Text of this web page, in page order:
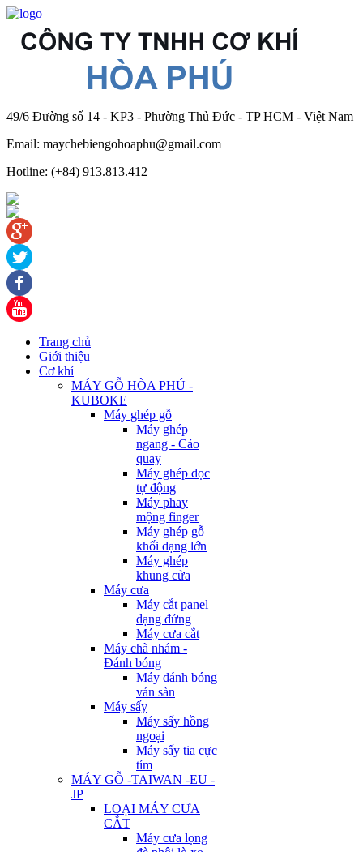
49/6 Đường số 14 - KP3 - Phường Thủ Đức - TP HCM - Việt Nam
Email: maychebiengohoaphu@gmail.com
Hotline: (+84) 913.813.412
Trang chủ
Giới thiệu
Cơ khí
MÁY GỖ HÒA PHÚ -
KUBOKE
Máy ghép gỗ
Máy ghép
ngang - Cảo
quay
Máy ghép dọc
tự động
Máy phay
mộng finger
Máy ghép gỗ
khối dạng lớn
Máy ghép
khung cửa
Máy cưa
Máy cắt panel
dạng đứng
Máy cưa cắt
Máy chà nhám -
Đánh bóng
Máy đánh bóng
ván sàn
Máy sấy
Máy sấy hồng
ngoại
Máy sấy tia cực
tím
MÁY GỖ -TAIWAN -EU -
JP
LOẠI MÁY CƯA
CẮT
Máy cưa lọng